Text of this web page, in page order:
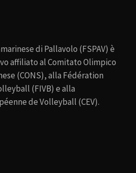
di Pallavolo (FSPAV) è
affiliato al Comitato Olimpico
(CONS), alla Fédération
(FIVB) e alla
de Volleyball (CEV).